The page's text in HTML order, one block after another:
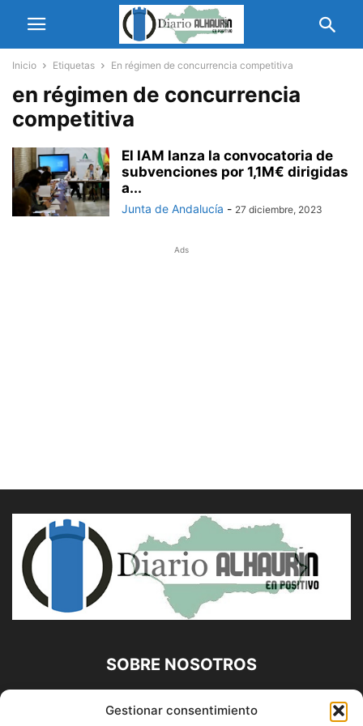
Gestionar consentimiento
Inicio Etiquetas En régimen de concurrencia competitiva
en régimen de concurrencia
competitiva
El IAM lanza la convocatoria de
subvenciones por 1,1M€ dirigidas
a...
Junta de Andalucía - 27 diciembre, 2023
Ads
SOBRE NOSOTROS
Diario Alhaurín (www.alhaurindelatorre.com) Propiedad de
Francisco E. López López | 639 95 71 95 | Noticias de